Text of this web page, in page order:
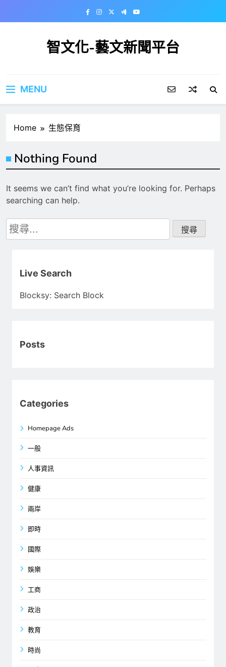
智文化-藝文新聞平台
MENU
Home 生態保育
Nothing Found
It seems we can’t find what you’re looking for. Perhaps
searching can help.
搜
尋
Live Search
Blocksy: Search Block
Posts
Categories
Homepage Ads
一般
人事資訊
健康
兩岸
即時
國際
娛樂
工商
政治
教育
時尚